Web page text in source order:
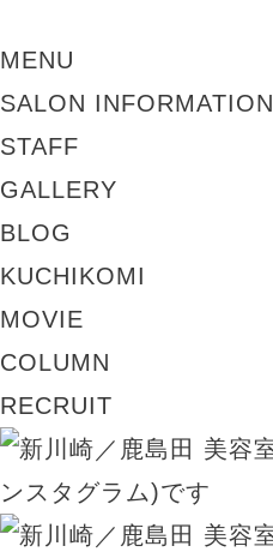
MENU
SALON INFORMATION
STAFF
GALLERY
BLOG
KUCHIKOMI
MOVIE
COLUMN
RECRUIT